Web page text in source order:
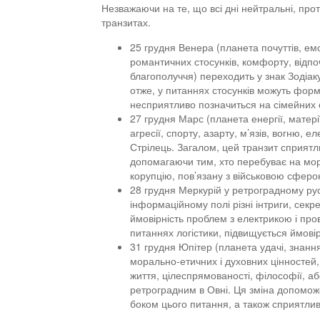
Незважаючи на те, що всі дні нейтральні,
транзитах.
25 грудня Венера (планета почуттів,
романтичних стосунків, комфорту,
благополуччя) переходить у знак
отже, у питаннях стосунків можуть
несприятливо позначиться на сімейних
27 грудня Марс (планета енергії,
агресії, спорту, азарту, м’язів, вогню,
Стрілець. Загалом, цей транзит
допомагаючи тим, хто перебуває на
корупцію, пов’язану з військовою
28 грудня Меркурій у ретроградному
інформаційному полі різні інтриги,
ймовірність проблем з електрикою і
питаннях логістики, підвищується
31 грудня Юпітер (планета удачі,
морально-етичних і духовних цінностей,
життя, цілеспрямованості, філософії,
ретроградним в Овні. Ця зміна допоможе
боком цього питання, а також